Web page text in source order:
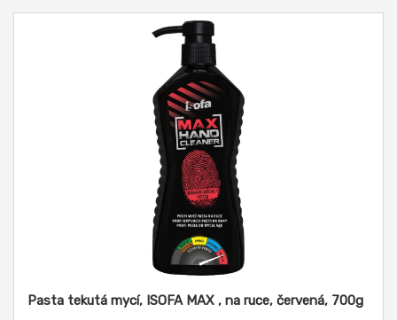
Pasta tekutá mycí, ISOFA MAX , na ruce, červená, 700g